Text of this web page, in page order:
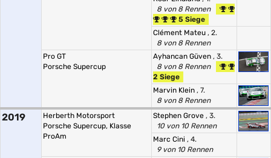
8 von 8 Rennen
5 Siege
Clément Mateu , 2.
8 von 8 Rennen
Pro GT
Porsche Supercup
Ayhancan Güven , 3.
8 von 8 Rennen
2 Siege
Marvin Klein , 7.
8 von 8 Rennen
2019
Herberth Motorsport
Porsche Supercup, Klasse
ProAm
Stephen Grove , 3.
10 von 10 Rennen
Marc Cini , 4.
9 von 10 Rennen